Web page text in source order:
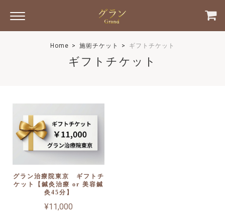
Home 施術チケット ギフトチケット
ギフトチケット
グラン治療院東京 ギフトチ
ケット【鍼灸治療 or 美容鍼
灸45分】
¥11,000